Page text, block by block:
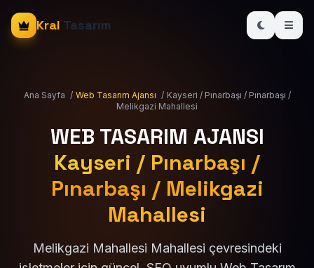
Kral Tasarım
Ana Sayfa / Web Tasarım Ajansı / Kayseri / Pınarbaşı / Pınarbaşı /
Melikgazi Mahallesi
WEB TASARIM AJANSI
Kayseri / Pınarbaşı /
Pınarbaşı / Melikgazi
Mahallesi
Melikgazi Mahallesi Mahallesi çevresindeki